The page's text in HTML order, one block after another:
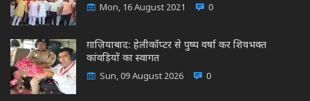
Mon, 16 August 2021 0
ग़ाज़ियाबाद: हेलीकॉप्टर से पुष्प वर्षा कर शिवभक्त
कांवड़ियों का स्वागत
Sun, 09 August 2026 0